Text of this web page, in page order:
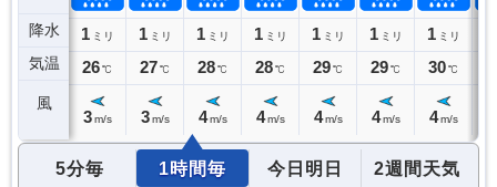
降水
気温
風
2ミリ
26℃
1 ミリ
26℃
3 m/s
1 ミリ
27℃
3 m/s
1 ミリ
28℃
4 m/s
1 ミリ
28℃
4 m/s
1 ミリ
29℃
4 m/s
1 ミリ
29℃
4 m/s
1 ミリ
30℃
4 m/s
5分毎 1時間毎 今日明日 2週間天気